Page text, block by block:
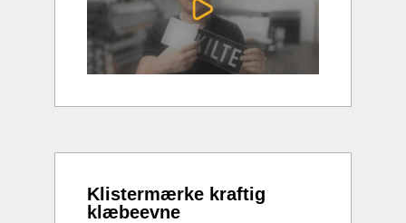
Klistermærke kraftig
klæbeevne